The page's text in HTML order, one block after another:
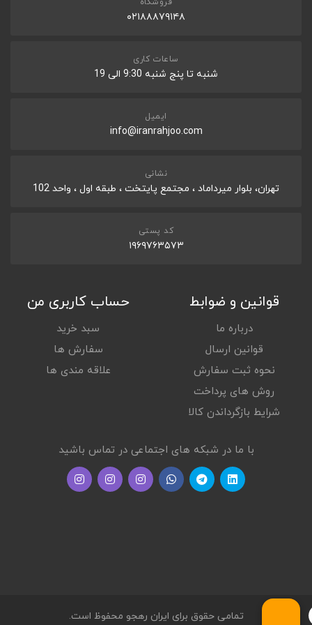
۰۲۱۸۸۸۷۹۱۴۸
ساعات کاری
شنبه تا پنج شنبه 9:30 الی 19
ایمیل
info@iranrahjoo.com
نشانی
تهران، بلوار میرداماد ، مجتمع پایتخت ، طبقه اول ، واحد 102
کد پستی
۱۹۶۹۷۶۳۵۷۳
قوانین و ضوابط
درباره ما
قوانین ارسال
نحوه ثبت سفارش
روش های پرداخت
شرایط بازگرداندن کالا
حساب کاربری من
سبد خرید
سفارش ها
علاقه مندی ها
با ما در شبکه های اجتماعی در تماس باشید
تمامی حقوق برای ایران رهجو محفوظ است.